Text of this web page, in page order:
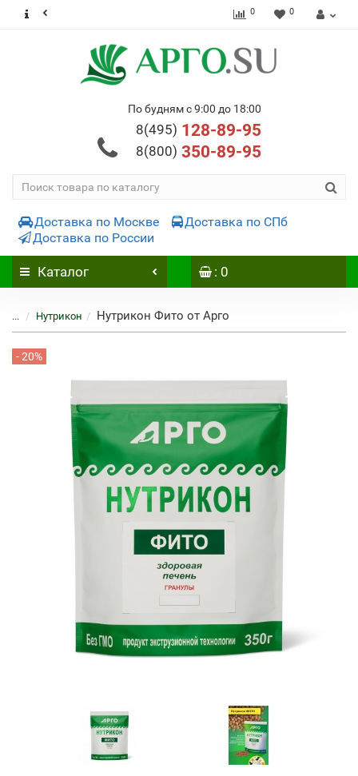
0 0
По будням с 9:00 до 18:00
8(495) 128-89-95
8(800) 350-89-95
Доставка по Москве
Доставка по СПб
Доставка по России
Каталог : 0
... Нутрикон Нутрикон Фито от Арго
- 20%